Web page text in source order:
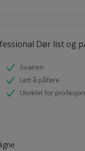
Dør list og
Svanen
Lett å påføre
Utviklet for